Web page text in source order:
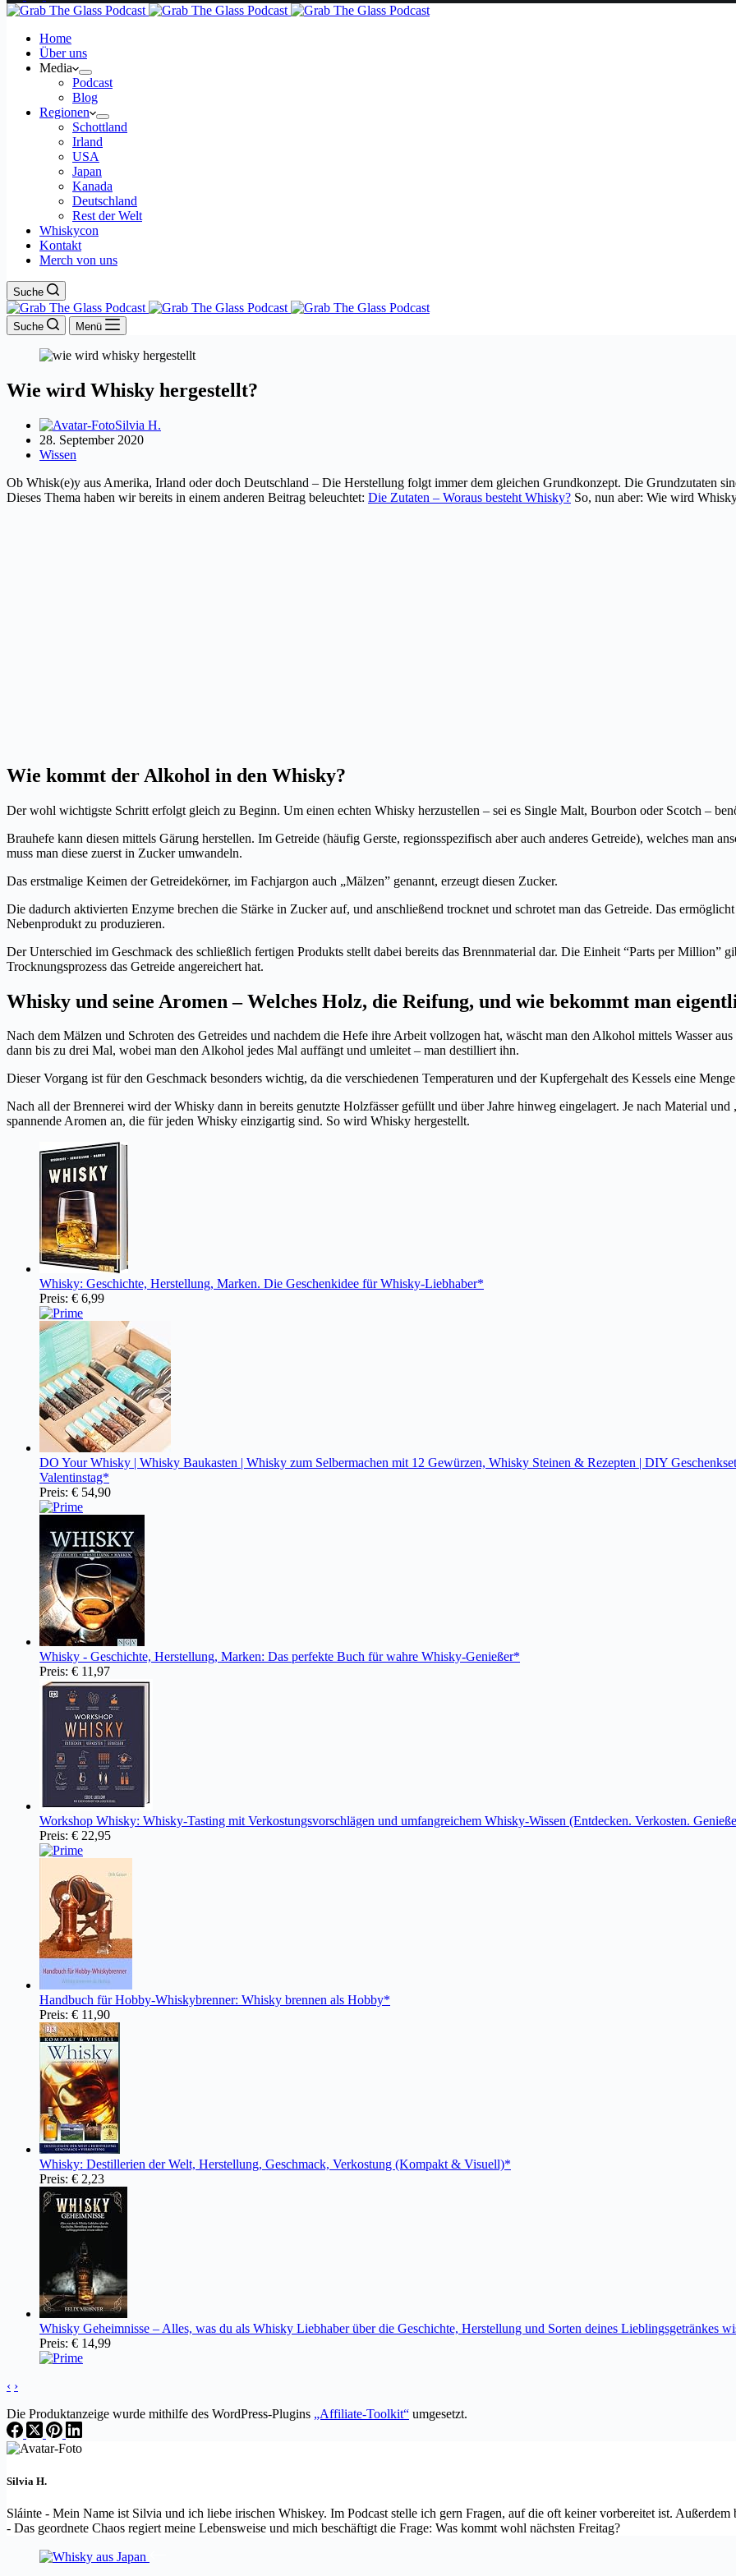
Home
Über uns
Media
Podcast
Blog
Regionen
Schottland
Irland
USA
Japan
Kanada
Deutschland
Rest der Welt
Whiskycon
Kontakt
Merch von uns
Suche
Suche Menü
Wie wird Whisky hergestellt?
Silvia H.
28. September 2020
Wissen
Ob Whisk(e)y aus Amerika, Irland oder doch Deutschland – Die Herstellung folgt immer dem gleichen Grundkonzept. Die Grundzutaten
Dieses Thema haben wir bereits in einem anderen Beitrag beleuchtet: Die Zutaten – Woraus besteht Whisky? So, nun aber: Wie wird
Wie kommt der Alkohol in den Whisky?
Der wohl wichtigste Schritt erfolgt gleich zu Beginn. Um einen echten Whisky herzustellen – sei es Single Malt, Bourbon oder Scotch –
Brauhefe kann diesen mittels Gärung herstellen. Im Getreide (häufig Gerste, regionsspezifisch aber auch anderes Getreide), welches man
muss man diese zuerst in Zucker umwandeln.
Das erstmalige Keimen der Getreidekörner, im Fachjargon auch „Mälzen” genannt, erzeugt diesen Zucker.
Die dadurch aktivierten Enzyme brechen die Stärke in Zucker auf, und anschließend trocknet und schrotet man das Getreide. Das
Nebenprodukt zu produzieren.
Der Unterschied im Geschmack des schließlich fertigen Produkts stellt dabei bereits das Brennmaterial dar. Die Einheit “Parts per Million”
Trocknungsprozess das Getreide angereichert hat.
Whisky und seine Aromen – Welches Holz, die Reifung, und wie bekommt man
Nach dem Mälzen und Schroten des Getreides und nachdem die Hefe ihre Arbeit vollzogen hat, wäscht man den Alkohol mittels Wasser
dann bis zu drei Mal, wobei man den Alkohol jedes Mal auffängt und umleitet – man destilliert ihn.
Dieser Vorgang ist für den Geschmack besonders wichtig, da die verschiedenen Temperaturen und der Kupfergehalt des Kessels eine
Nach all der Brennerei wird der Whisky dann in bereits genutzte Holzfässer gefüllt und über Jahre hinweg eingelagert. Je nach Material
spannende Aromen an, die für jeden Whisky einzigartig sind. So wird Whisky hergestellt.
Whisky: Geschichte, Herstellung, Marken. Die Geschenkidee für Whisky-Liebhaber*
Preis: € 6,99
DO Your Whisky | Whisky Baukasten | Whisky zum Selbermachen mit 12 Gewürzen, Whisky Steinen & Rezepten | DIY
Valentinstag*
Preis: € 54,90
Whisky - Geschichte, Herstellung, Marken: Das perfekte Buch für wahre Whisky-Genießer*
Preis: € 11,97
Workshop Whisky: Whisky-Tasting mit Verkostungsvorschlägen und umfangreichem Whisky-Wissen (Entdecken. Verkosten.
Preis: € 22,95
Handbuch für Hobby-Whiskybrenner: Whisky brennen als Hobby*
Preis: € 11,90
Whisky: Destillerien der Welt, Herstellung, Geschmack, Verkostung (Kompakt & Visuell)*
Preis: € 2,23
Whisky Geheimnisse – Alles, was du als Whisky Liebhaber über die Geschichte, Herstellung und Sorten deines Lieblingsgetränkes
Preis: € 14,99
‹ ›
Die Produktanzeige wurde mithilfe des WordPress-Plugins „Affiliate-Toolkit“ umgesetzt.
Silvia H.
Sláinte - Mein Name ist Silvia und ich liebe irischen Whiskey. Im Podcast stelle ich gern Fragen, auf die oft keiner vorbereitet ist.
- Das geordnete Chaos regiert meine Lebensweise und mich beschäftigt die Frage: Was kommt wohl nächsten Freitag?